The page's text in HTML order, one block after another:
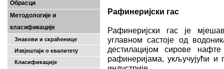
Обрасци
Методологије и
класификације
Знакови и скраћенице
Извјештаји о квалитету
Класификације
Рафинеријски гас
Рафинеријски гас је
углавном састоје од
дестилацијом сирове
рафинеријама, укључујући и